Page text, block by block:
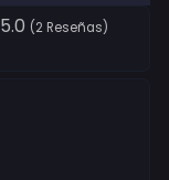
5.0 (2 Reseñas)